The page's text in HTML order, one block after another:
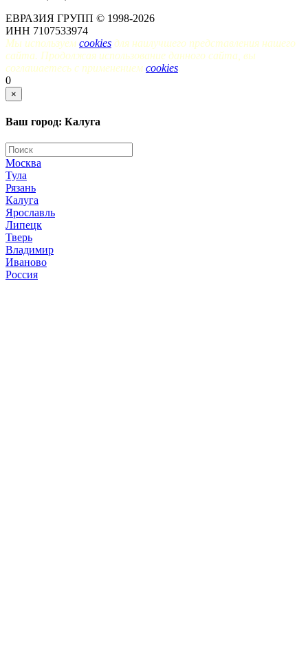
ЕВРАЗИЯ ГРУПП © 1998-2026
ИНН 7107533974
Мы используем cookies для наилучшего представления нашего
сайта. Продолжая использование данного сайта, вы
соглашаетесь с применением cookies.
0
×
Ваш город: Калуга
Москва
Тула
Рязань
Калуга
Ярославль
Липецк
Тверь
Владимир
Иваново
Россия